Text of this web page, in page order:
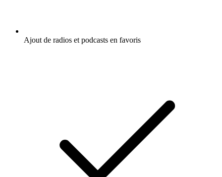
Ajout de radios et podcasts en favoris